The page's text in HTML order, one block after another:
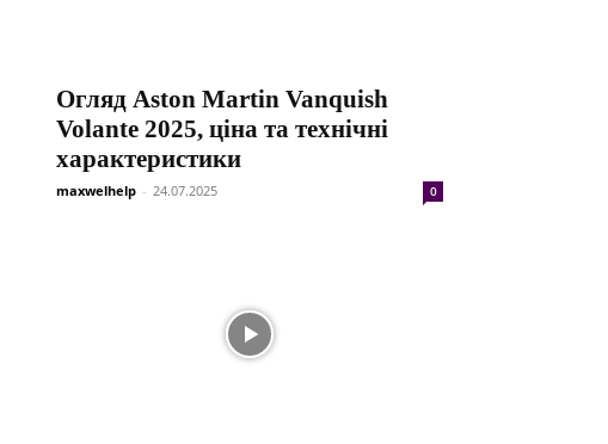
Огляд Aston Martin Vanquish
Volante 2025, ціна та технічні
характеристики
maxwelhelp - 24.07.2025 0